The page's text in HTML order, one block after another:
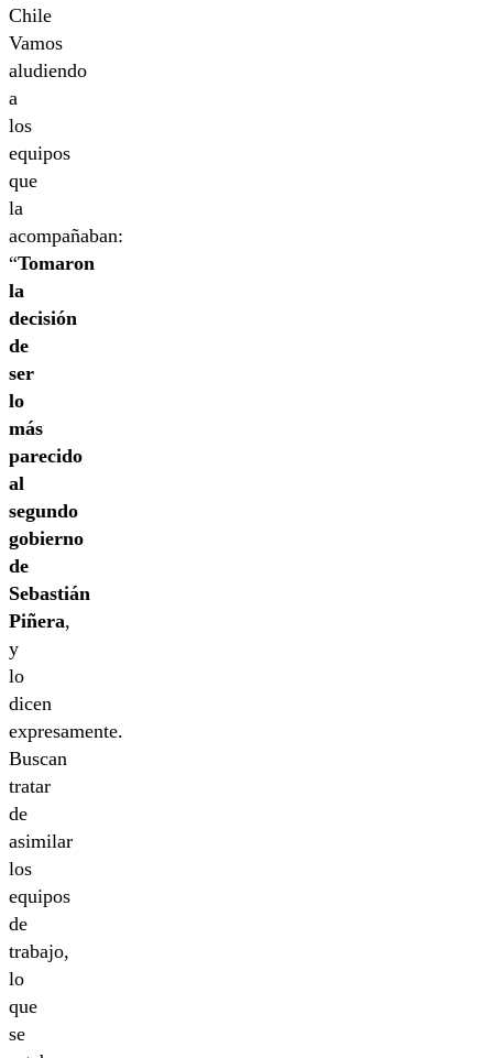
Chile
Vamos
aludiendo
a
los
equipos
que
la
acompañaban:
“Tomaron
la
decisión
de
ser
lo
más
parecido
al
segundo
gobierno
de
Sebastián
Piñera,
y
lo
dicen
expresamente.
Buscan
tratar
de
asimilar
los
equipos
de
trabajo,
lo
que
se